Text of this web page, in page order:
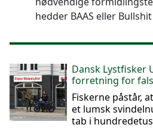
hedder BAAS eller Bullshit
Dansk Lystfisker
forretning for
Fiskerne påstår,
et lumsk
tab i